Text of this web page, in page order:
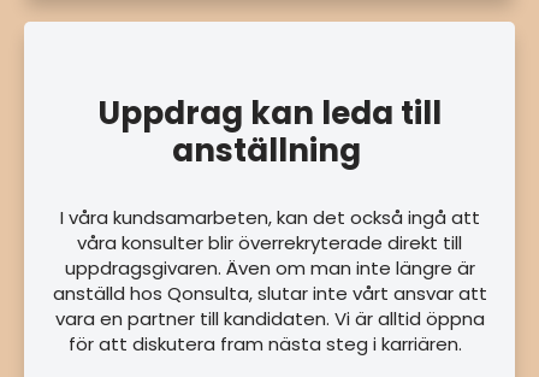
Uppdrag kan leda till
anställning
I våra kundsamarbeten, kan det också ingå att
våra konsulter blir överrekryterade direkt till
uppdragsgivaren. Även om man inte längre är
anställd hos Qonsulta, slutar inte vårt ansvar att
vara en partner till kandidaten. Vi är alltid öppna
för att diskutera fram nästa steg i karriären.